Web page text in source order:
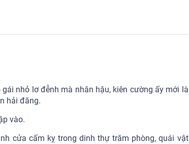
nhỏ lơ đễnh mà nhân hậu, kiên cường ấy mới là
hải đăng.
vào.
cửa cấm kỵ trong dinh thự trăm phòng, quái vật